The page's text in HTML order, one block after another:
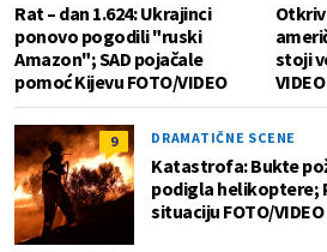
Rat – dan 1.624: Ukrajinci
ponovo pogodili "ruski
Amazon"; SAD pojačale
pomoć Kijevu FOTO/VIDEO
stoji
VIDEO
9 DRAMATIČNE SCENE
Katastrofa: Bukte
podigla helikoptere;
situaciju FOTO/VIDEO